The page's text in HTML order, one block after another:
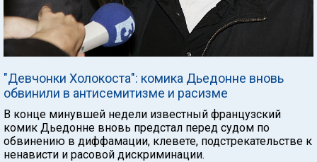
"Девчонки Холокоста": комика Дьедонне вновь
обвинили в антисемитизме и расизме
В конце минувшей недели известный французский
комик Дьедонне вновь предстал перед судом по
обвинению в диффамации, клевете, подстрекательстве к
ненависти и расовой дискриминации.